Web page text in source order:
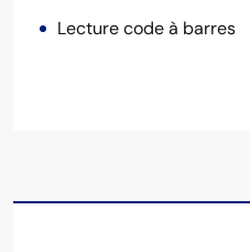
Lecture code à barres